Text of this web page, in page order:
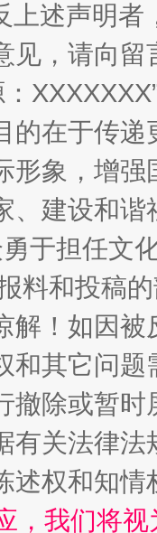
除
上述声明
见，请向
：
的在于传
形象，增
、建设和
于担任文
料和投稿
解！如因
和其它问题
撤除或暂
有关法律
述权和知情
，我们将